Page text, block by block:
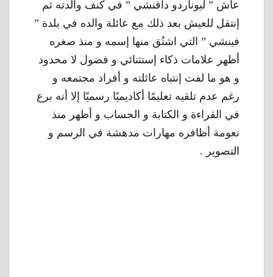
عاش ” ليوناردو دافنشي ” في كنف والدته ثم
إنتقل للعيش بعد ذلك مع عائلة والده في بلدة ”
فينشي ” التي اشتُق منها إسمه و منذ صغره
أظهر علامات ذكاء إستثنائي و فضول لا محدود
و هو ما لفت إنتباه عائلته و أفراد مجتمعه و
رغم عدم تلقيه تعليمًا أكاديميًا رسميًا إلا أنه برع
في القراءة و الكتابة و الحساب و أظهر منذ
نعومة أظافره مهارات مدهشة في الرسم و
التصوير .